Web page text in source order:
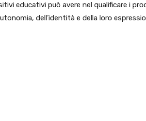
educativi può avere nel qualificare i
dell’identità e della loro